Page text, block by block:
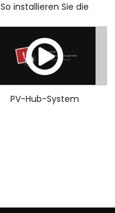
So installieren Sie die
Micro Inverter APP
PV-Hub-System